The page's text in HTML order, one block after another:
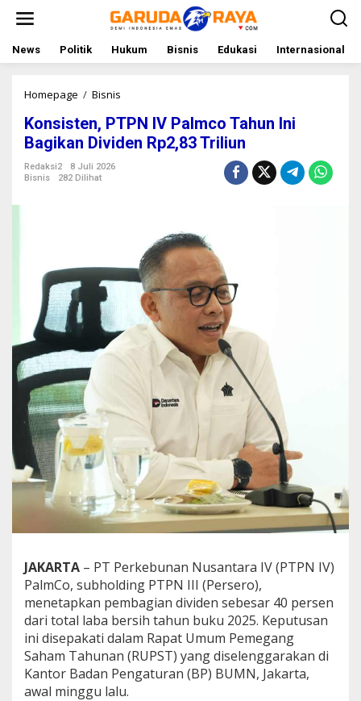
t
News Politik Hukum Bisnis Edukasi Internasional
Homepage / Bisnis
n
s
i
P
N
P
T
u
n
I
n
i
B
i
k
a
n
D
i
v
i
d
Konsisten, PTPN IV Palmco Tahun Ini
Bagikan Dividen Rp2,83 Triliun
Redaksi2
8 Juli 2026
Bisnis
282 Dilihat
JAKARTA – PT Perkebunan Nusantara IV (PTPN IV)
PalmCo, subholding PTPN III (Persero),
menetapkan pembagian dividen sebesar 40 persen
dari total laba bersih tahun buku 2025. Keputusan
ini disepakati dalam Rapat Umum Pemegang
Saham Tahunan (RUPST) yang diselenggarakan di
Kantor Badan Pengaturan (BP) BUMN, Jakarta,
awal minggu lalu.